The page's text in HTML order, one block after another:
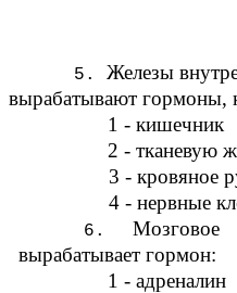
Железы
вырабатывают гормоны,
1 -
2 - тканевую
3 - кровяное
4 - нервные
Мозговое
вырабатывает гормон:
1 -